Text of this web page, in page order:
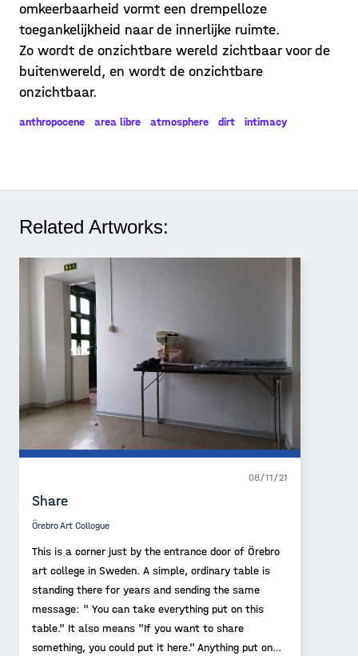
omkeerbaarheid vormt een drempelloze
toegankelijkheid naar de innerlijke ruimte.
Zo wordt de onzichtbare wereld zichtbaar voor de
buitenwereld, en wordt de onzichtbare
onzichtbaar.
anthropocene area libre atmosphere dirt intimacy
Related Artworks:
08/11/21
Share
Örebro Art Collogue
This is a corner just by the entrance door of Örebro
art college in Sweden. A simple, ordinary table is
standing there for years and sending the same
message: " You can take everything put on this
table." It also means "If you want to share
something, you could put it here." Anything put on